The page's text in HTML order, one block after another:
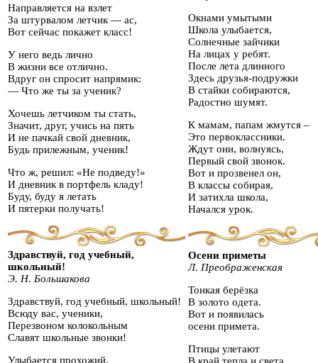
Направляется на взлет
За штурвалом летчик — ас,
Вот сейчас покажет класс!
У него ведь лично
В жизни все отлично.
Вдруг он спросит напрямик:
— Что же ты за ученик?
Хочешь летчиком ты стать,
Значит, друг, учись на пять
И не пачкай свой дневник,
Будь прилежным, ученик!
Что ж, решил: «Не подведу!»
И дневник в портфель кладу!
Буду, буду я летать
И пятерки получать!
Здравствуй, год учебный,
школьный!
Э. Н. Большакова
Здравствуй, год учебный, школьный!
Всюду вас, ученики,
Перезвоном колокольным
Славят школьные звонки!
Улыбается прохожий,
Окнами умытыми
Школа улыбается,
Солнечные зайчики
На лицах у ребят.
После лета длинного
Здесь друзья-подружки
В стайки собираются,
Радостно шумят.
К мамам, папам жмутся –
Это первоклассники.
Ждут они, волнуясь,
Первый свой звонок.
Вот и прозвенел он,
В классы собирая,
И затихла школа,
Начался урок.
Осени приметы
Л. Преображенская
Тонкая берёзка
В золото одета.
Вот и появилась
осени примета.
Птицы улетают